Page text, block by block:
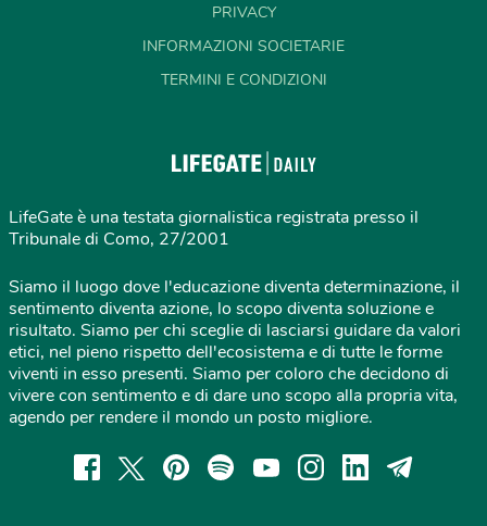
PRIVACY
INFORMAZIONI SOCIETARIE
TERMINI E CONDIZIONI
LifeGate è una testata giornalistica registrata presso il
Tribunale di Como, 27/2001
Siamo il luogo dove l'educazione diventa determinazione, il
sentimento diventa azione, lo scopo diventa soluzione e
risultato. Siamo per chi sceglie di lasciarsi guidare da valori
etici, nel pieno rispetto dell'ecosistema e di tutte le forme
viventi in esso presenti. Siamo per coloro che decidono di
vivere con sentimento e di dare uno scopo alla propria vita,
agendo per rendere il mondo un posto migliore.